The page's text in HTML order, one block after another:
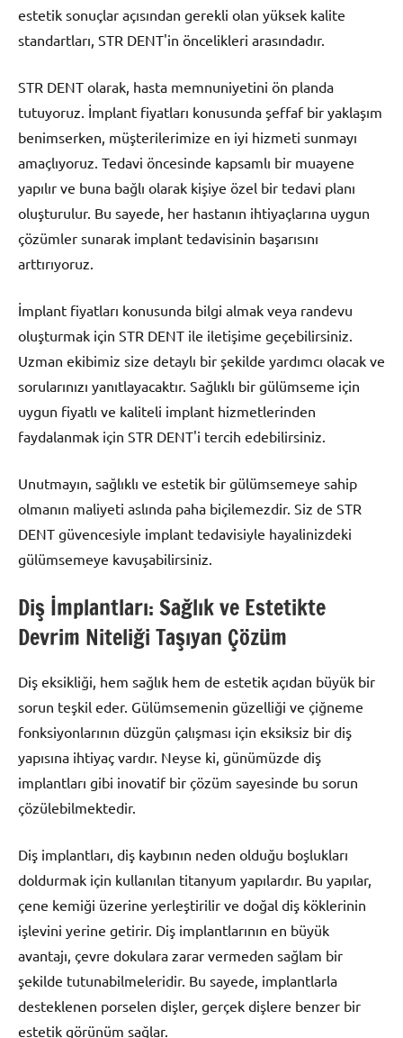
estetik sonuçlar açısından gerekli olan yüksek kalite
standartları, STR DENT'in öncelikleri arasındadır.
STR DENT olarak, hasta memnuniyetini ön planda
tutuyoruz. İmplant fiyatları konusunda şeffaf bir yaklaşım
benimserken, müşterilerimize en iyi hizmeti sunmayı
amaçlıyoruz. Tedavi öncesinde kapsamlı bir muayene
yapılır ve buna bağlı olarak kişiye özel bir tedavi planı
oluşturulur. Bu sayede, her hastanın ihtiyaçlarına uygun
çözümler sunarak implant tedavisinin başarısını
arttırıyoruz.
İmplant fiyatları konusunda bilgi almak veya randevu
oluşturmak için STR DENT ile iletişime geçebilirsiniz.
Uzman ekibimiz size detaylı bir şekilde yardımcı olacak ve
sorularınızı yanıtlayacaktır. Sağlıklı bir gülümseme için
uygun fiyatlı ve kaliteli implant hizmetlerinden
faydalanmak için STR DENT'i tercih edebilirsiniz.
Unutmayın, sağlıklı ve estetik bir gülümsemeye sahip
olmanın maliyeti aslında paha biçilemezdir. Siz de STR
DENT güvencesiyle implant tedavisiyle hayalinizdeki
gülümsemeye kavuşabilirsiniz.
Diş İmplantları: Sağlık ve Estetikte
Devrim Niteliği Taşıyan Çözüm
Diş eksikliği, hem sağlık hem de estetik açıdan büyük bir
sorun teşkil eder. Gülümsemenin güzelliği ve çiğneme
fonksiyonlarının düzgün çalışması için eksiksiz bir diş
yapısına ihtiyaç vardır. Neyse ki, günümüzde diş
implantları gibi inovatif bir çözüm sayesinde bu sorun
çözülebilmektedir.
Diş implantları, diş kaybının neden olduğu boşlukları
doldurmak için kullanılan titanyum yapılardır. Bu yapılar,
çene kemiği üzerine yerleştirilir ve doğal diş köklerinin
işlevini yerine getirir. Diş implantlarının en büyük
avantajı, çevre dokulara zarar vermeden sağlam bir
şekilde tutunabilmeleridir. Bu sayede, implantlarla
desteklenen porselen dişler, gerçek dişlere benzer bir
estetik görünüm sağlar.